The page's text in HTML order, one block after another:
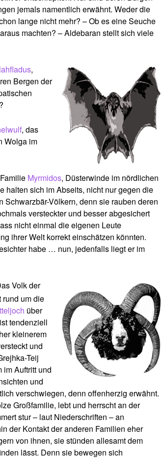
jemals namentlich erwähnt. Weder die
lange nicht mehr? – Ob es eine Seuche
machten? – Aldebaran stellt sich viele
,
Bergen der
, das
Wolga im
Myrmidos, Düsterwinde im nördlichen
halten sich im Abseits, nicht nur gegen die
Völkern, denn sie rauben deren
versteckter und besser abgesichert
nicht einmal die eigenen Leute
ihrer Welt korrekt einschätzen könnten.
habe … nun, jedenfalls liegt er im
Volk der
um die
über
tendenziell
kleinerem
und
Teij
im Auftritt und
und
verschwiegen, denn offenherzig erwähnt.
Großfamilie, lebt und herrscht an der
stur – laut Niederschriften – an
der Kontakt der anderen Familien eher
von ihnen, sie stünden allesamt dem
lässt. Denn sie bewegen sich